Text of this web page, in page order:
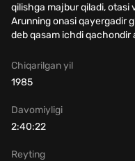
qilishga majbur qiladi,
Arunning onasi qayergadir
deb qasam ichdi qachondir
Chiqarilgan yil
1985
Davomiyligi
2:40:22
Reyting